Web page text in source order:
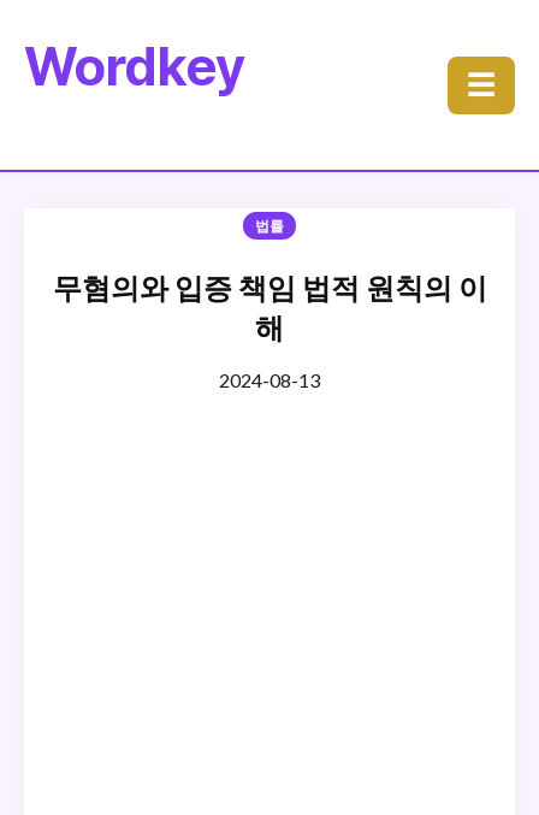
Wordkey ☰
법률
무혐의와 입증 책임 법적 원칙의 이
해
2024-08-13